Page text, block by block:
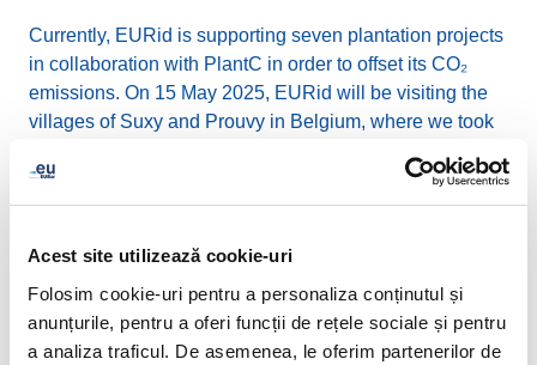
Acest site utilizează cookie-uri
Folosim cookie-uri pentru a personaliza conținutul și
anunțurile, pentru a oferi funcții de rețele sociale și pentru
a analiza traficul. De asemenea, le oferim partenerilor de
Currently, EURid is supporting seven plantation projects
in collaboration with PlantC in order to offset its CO₂
emissions. On 15 May 2025, EURid will be visiting the
villages of Suxy and Prouvy in Belgium, where we took
tonnes of CO₂ sequestered over 30 years) and 159
hedge seedlings (representing 5.53 tonnes of CO₂
Suxy And Prouvy - Belgia